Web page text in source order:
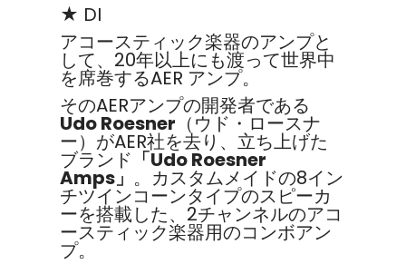
★ DI
アコースティック楽器のアンプと
して、20年以上にも渡って世界中
を席巻するAER アンプ。
そのAERアンプの開発者である
Udo Roesner （ウド・ロースナ
ー）がAER社を去り、立ち上げた
ブランド 「Udo Roesner
Amps」 。カスタムメイドの8イン
チツインコーンタイプのスピーカ
ーを搭載した、2チャンネルのアコ
ースティック楽器用のコンボアン
プ。